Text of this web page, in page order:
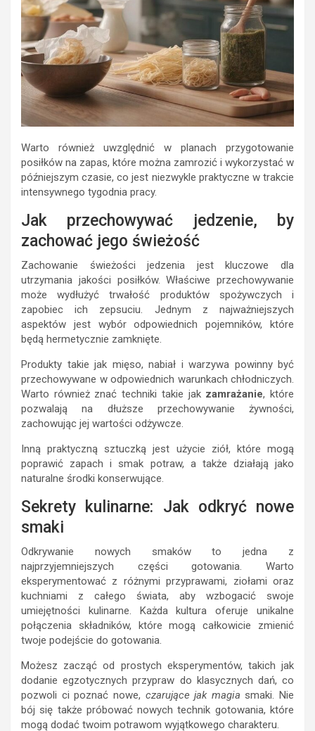
Warto również uwzględnić w planach przygotowanie
posiłków na zapas, które można zamrozić i wykorzystać w
późniejszym czasie, co jest niezwykle praktyczne w trakcie
intensywnego tygodnia pracy.
Jak przechowywać jedzenie, by
zachować jego świeżość
Zachowanie świeżości jedzenia jest kluczowe dla
utrzymania jakości posiłków. Właściwe przechowywanie
może wydłużyć trwałość produktów spożywczych i
zapobiec ich zepsuciu. Jednym z najważniejszych
aspektów jest wybór odpowiednich pojemników, które
będą hermetycznie zamknięte.
Produkty takie jak mięso, nabiał i warzywa powinny być
przechowywane w odpowiednich warunkach chłodniczych.
Warto również znać techniki takie jak zamrażanie, które
pozwalają na dłuższe przechowywanie żywności,
zachowując jej wartości odżywcze.
Inną praktyczną sztuczką jest użycie ziół, które mogą
poprawić zapach i smak potraw, a także działają jako
naturalne środki konserwujące.
Sekrety kulinarne: Jak odkryć nowe
smaki
Odkrywanie nowych smaków to jedna z
najprzyjemniejszych części gotowania. Warto
eksperymentować z różnymi przyprawami, ziołami oraz
kuchniami z całego świata, aby wzbogacić swoje
umiejętności kulinarne. Każda kultura oferuje unikalne
połączenia składników, które mogą całkowicie zmienić
twoje podejście do gotowania.
Możesz zacząć od prostych eksperymentów, takich jak
dodanie egzotycznych przypraw do klasycznych dań, co
pozwoli ci poznać nowe, czarujące jak magia smaki. Nie
bój się także próbować nowych technik gotowania, które
mogą dodać twoim potrawom wyjątkowego charakteru.